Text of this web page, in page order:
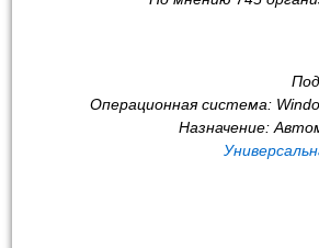
Операционная система:
Назначение: